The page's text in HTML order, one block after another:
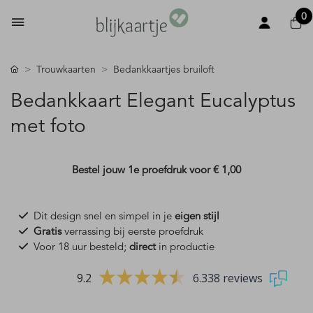
0
Trouwkaarten Bedankkaartjes bruiloft
Bedankkaart Elegant Eucalyptus
met foto
Bestel jouw 1e proefdruk voor€ 1,00
Dit design snel en simpel in je eigen stijl
Gratisverrassing bij eerste proefdruk
Voor 18 uur besteld; directin productie
9.2 6.338 reviews